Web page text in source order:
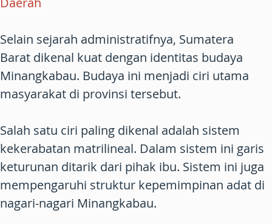
Selain sejarah administratifnya, Sumatera
Barat dikenal kuat dengan identitas budaya
Minangkabau. Budaya ini menjadi ciri utama
masyarakat di provinsi tersebut.
Salah satu ciri paling dikenal adalah sistem
kekerabatan matrilineal. Dalam sistem ini garis
keturunan ditarik dari pihak ibu. Sistem ini juga
mempengaruhi struktur kepemimpinan adat di
nagari-nagari Minangkabau.